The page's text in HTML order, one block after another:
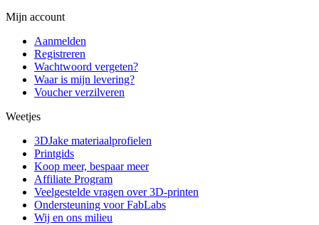
Mijn account
Aanmelden
Registreren
Wachtwoord vergeten?
Waar is mijn levering?
Voucher verzilveren
Weetjes
3DJake materiaalprofielen
Printgids
Koop meer, bespaar meer
Affiliate Program
Veelgestelde vragen over 3D-printen
Ondersteuning voor FabLabs
Wij en ons milieu